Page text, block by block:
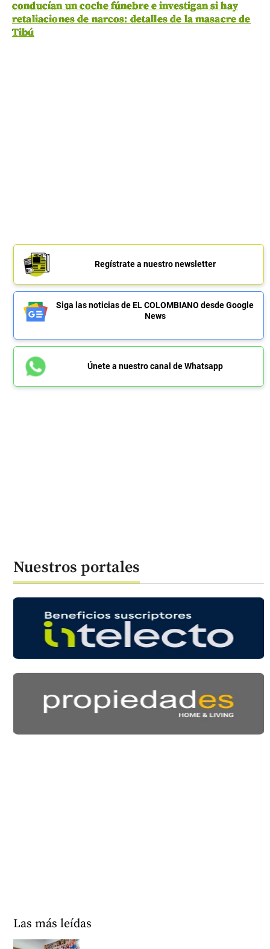
conducían un coche fúnebre e investigan si hay
retaliaciones de narcos: detalles de la masacre de
Tibú
Regístrate a nuestro newsletter
Siga las noticias de EL COLOMBIANO desde Google
News
Únete a nuestro canal de Whatsapp
Nuestros portales
Las más leídas